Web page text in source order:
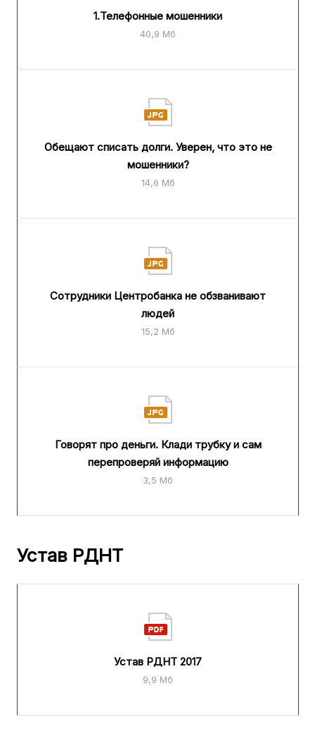
1.Телефонные мошенники
40,9 Мб
Обещают списать долги. Уверен, что это не
мошенники?
14,6 Мб
Сотрудники Центробанка не обзванивают
людей
15,2 Мб
Говорят про деньги. Клади трубку и сам
перепроверяй информацию
3,5 Мб
Устав РДНТ
Устав РДНТ 2017
9,9 Мб